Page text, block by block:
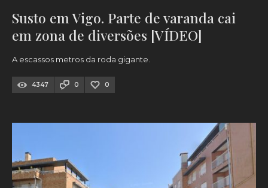
Susto em Vigo. Parte de varanda cai
em zona de diversões [VÍDEO]
A escassos metros da roda gigante.
4347 0 0